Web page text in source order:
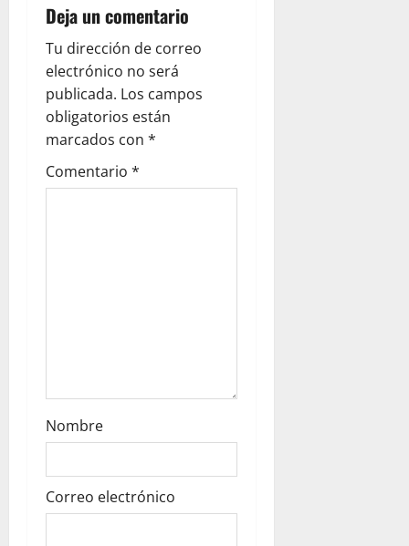
v
i
g
a
t
Deja un comentario
Tu dirección de correo
electrónico no será
publicada. Los campos
obligatorios están
marcados con *
Comentario *
Nombre
Correo electrónico